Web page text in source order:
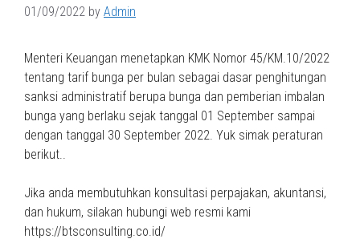
01/09/2022 by Admin
Menteri Keuangan menetapkan KMK Nomor 45/KM.10/2022
tentang tarif bunga per bulan sebagai dasar penghitungan
sanksi administratif berupa bunga dan pemberian imbalan
bunga yang berlaku sejak tanggal 01 September sampai
dengan tanggal 30 September 2022. Yuk simak peraturan
berikut..
Jika anda membutuhkan konsultasi perpajakan, akuntansi,
dan hukum, silakan hubungi web resmi kami
https://btsconsulting.co.id/